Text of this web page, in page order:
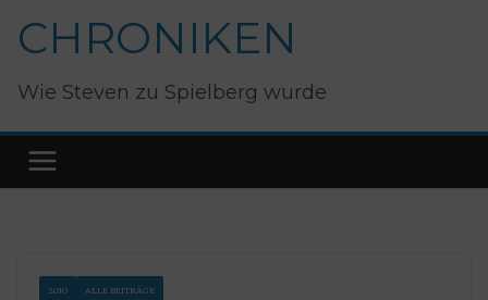
CHRONIKEN
Wie Steven zu Spielberg wurde
2010 ALLE BEITRÄGE